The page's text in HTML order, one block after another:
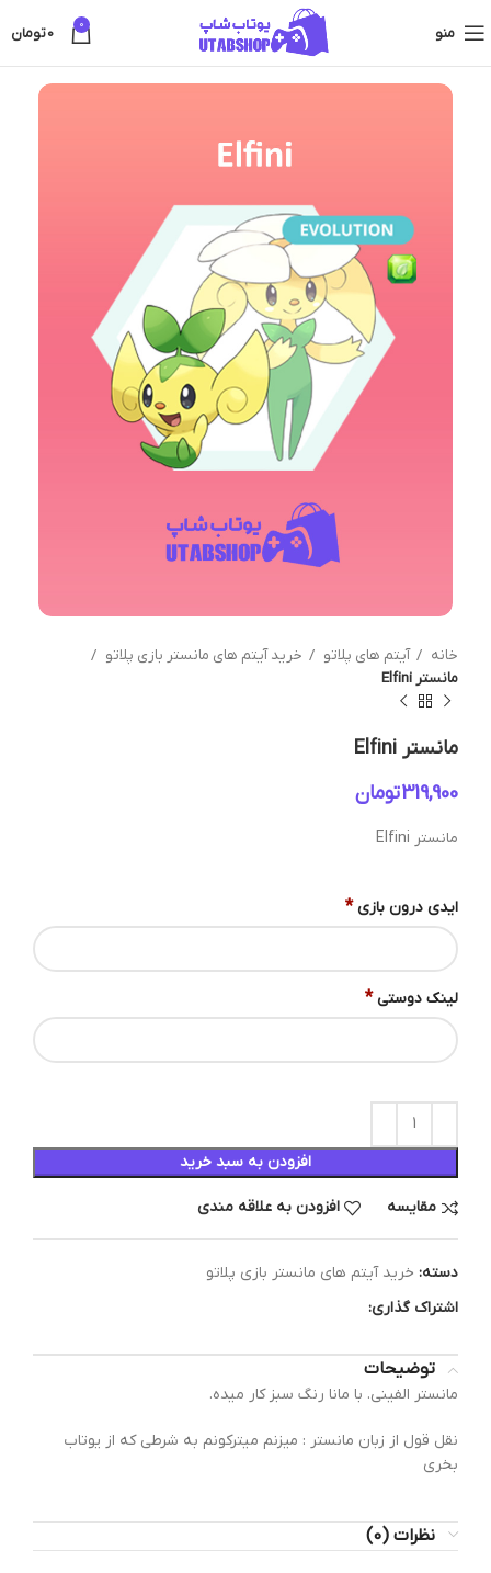
منو 0
0تومان
خانه آیتم های پلاتو
خرید آیتم های مانستر بازی پلاتو
مانستر Elfini
مانستر Elfini
تومان
مانستر Elfini
ایدی درون بازی *
لینک دوستی *
افزودن به سبد خرید
مقایسه افزودن به علاقه مندی
دسته: خرید آیتم های مانستر بازی پلاتو
اشتراک گذاری:
توضیحات
مانستر الفینی. با مانا رنگ سبز کار میده.
نقل قول از زبان مانستر : میزنم میترکونم به شرطی که از یوتاب
بخری
نظرات (0)